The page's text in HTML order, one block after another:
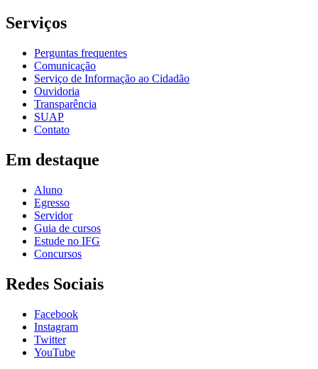
Serviços
Perguntas frequentes
Comunicação
Serviço de Informação ao Cidadão
Ouvidoria
Transparência
SUAP
Contato
Em destaque
Aluno
Egresso
Servidor
Guia de cursos
Estude no IFG
Concursos
Redes Sociais
Facebook
Instagram
Twitter
YouTube